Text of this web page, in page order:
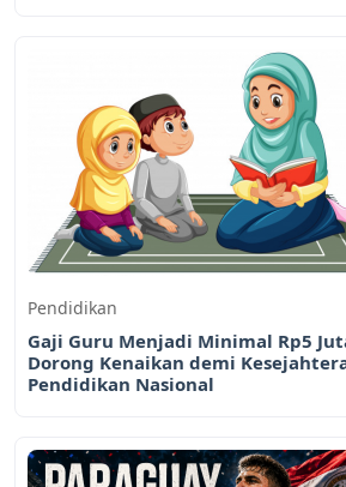
Pendidikan
Gaji Guru Menjadi Minimal Rp5
Dorong Kenaikan demi
Pendidikan Nasional